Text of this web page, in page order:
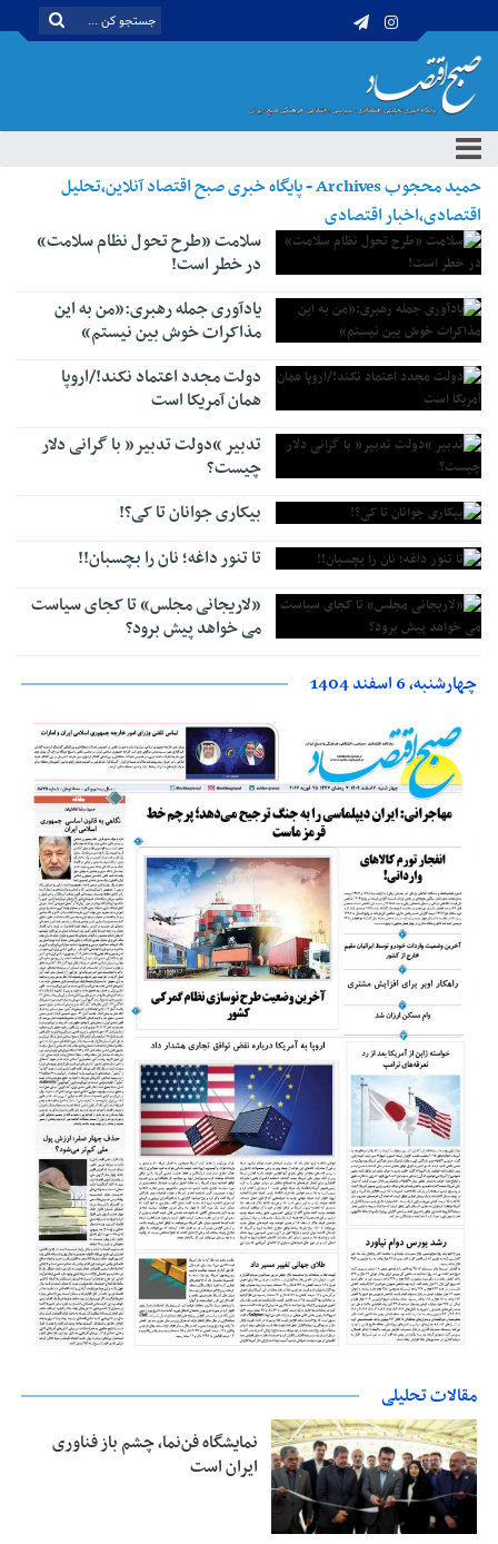
حمید محجوب Archives - پایگاه خبری صبح اقتصاد آنلاین،تحلیل
اقتصادی،اخبار اقتصادی
سلامت «طرح تحول نظام سلامت»
در خطر است!
یادآوری جمله رهبری:«من به این
مذاکرات خوش بین نیستم»
دولت مجدد اعتماد نکند!/اروپا
همان آمریکا است
تدبیر “دولت تدبیر” با گرانی دلار
چیست؟
بیکاری جوانان تا کی؟!
تا تنور داغه؛ نان را بچسبان!!
«لاریجانی مجلس» تا کجای سیاست
می خواهد پیش برود؟
چهارشنبه، 6 اسفند 1404
مقالات تحلیلی
نمایشگاه فن‌نما، چشم باز فناوری
ایران است